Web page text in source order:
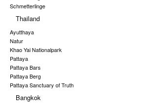
Schmetterlinge
Thailand
Ayutthaya
Natur
Khao Yai Nationalpark
Pattaya
Pattaya Bars
Pattaya Berg
Pattaya Sanctuary of Truth
Bangkok